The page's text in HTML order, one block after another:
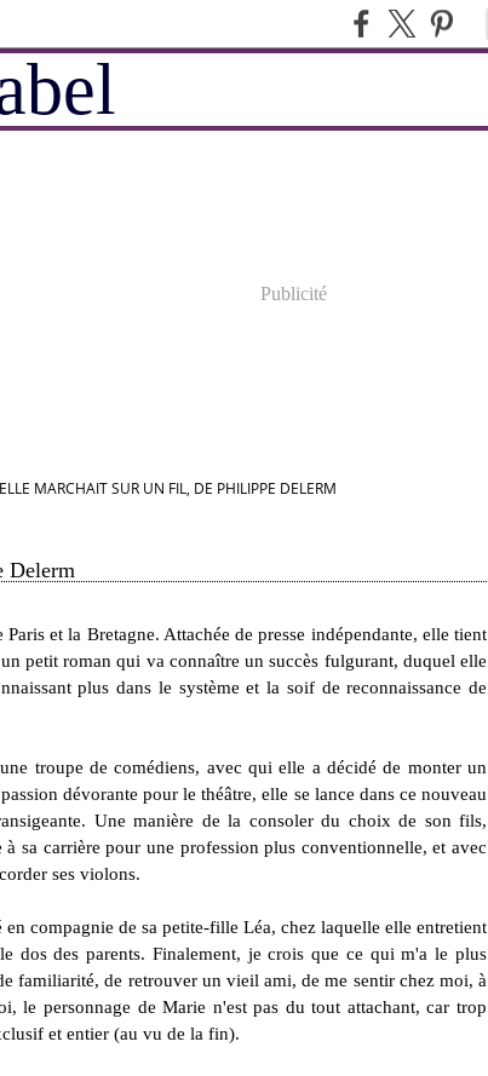
Publicité
ELLE MARCHAIT SUR UN FIL, DE PHILIPPE DELERM
Delerm
et la Bretagne. Attachée de presse indépendante, elle tient
petit roman qui va connaître un succès fulgurant, duquel elle
plus dans le système et la soif de reconnaissance de
troupe de comédiens, avec qui elle a décidé de monter un
dévorante pour le théâtre, elle se lance dans ce nouveau
Une manière de la consoler du choix de son fils,
sa carrière pour une profession plus conventionnelle, et avec
ses violons.
compagnie de sa petite-fille Léa, chez laquelle elle entretient
dos des parents. Finalement, je crois que ce qui m'a le plus
familiarité, de retrouver un vieil ami, de me sentir chez moi, à
le personnage de Marie n'est pas du tout attachant, car trop
et entier (au vu de la fin).